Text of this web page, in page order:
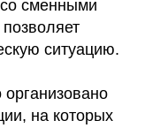
сменными
ситуацию.
на которых